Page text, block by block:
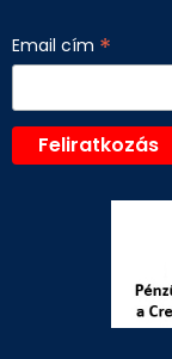
Email cím *